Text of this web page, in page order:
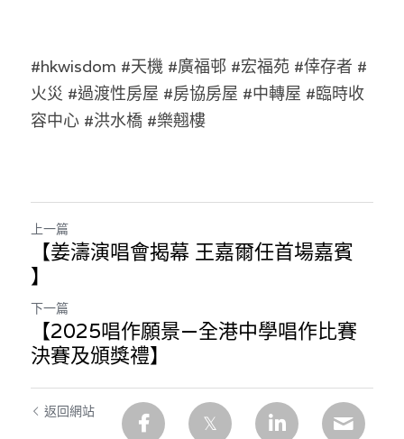
馮煒光專欄
趙處機專欄
曾子晴 - 晴深直說
陳貴春大律師專欄
羅浚軒專欄
關於我們
#hkwisdom #天機 #廣福邨 #宏福苑 #倖存者 #
火災 #過渡性房屋 #房協房屋 #中轉屋 #臨時收
容中心 #洪水橋 #樂翹樓
上一篇
【姜濤演唱會揭幕 王嘉爾任首場嘉賓
】
下一篇
【2025唱作願景—全港中學唱作比賽
決賽及頒獎禮】
返回網站